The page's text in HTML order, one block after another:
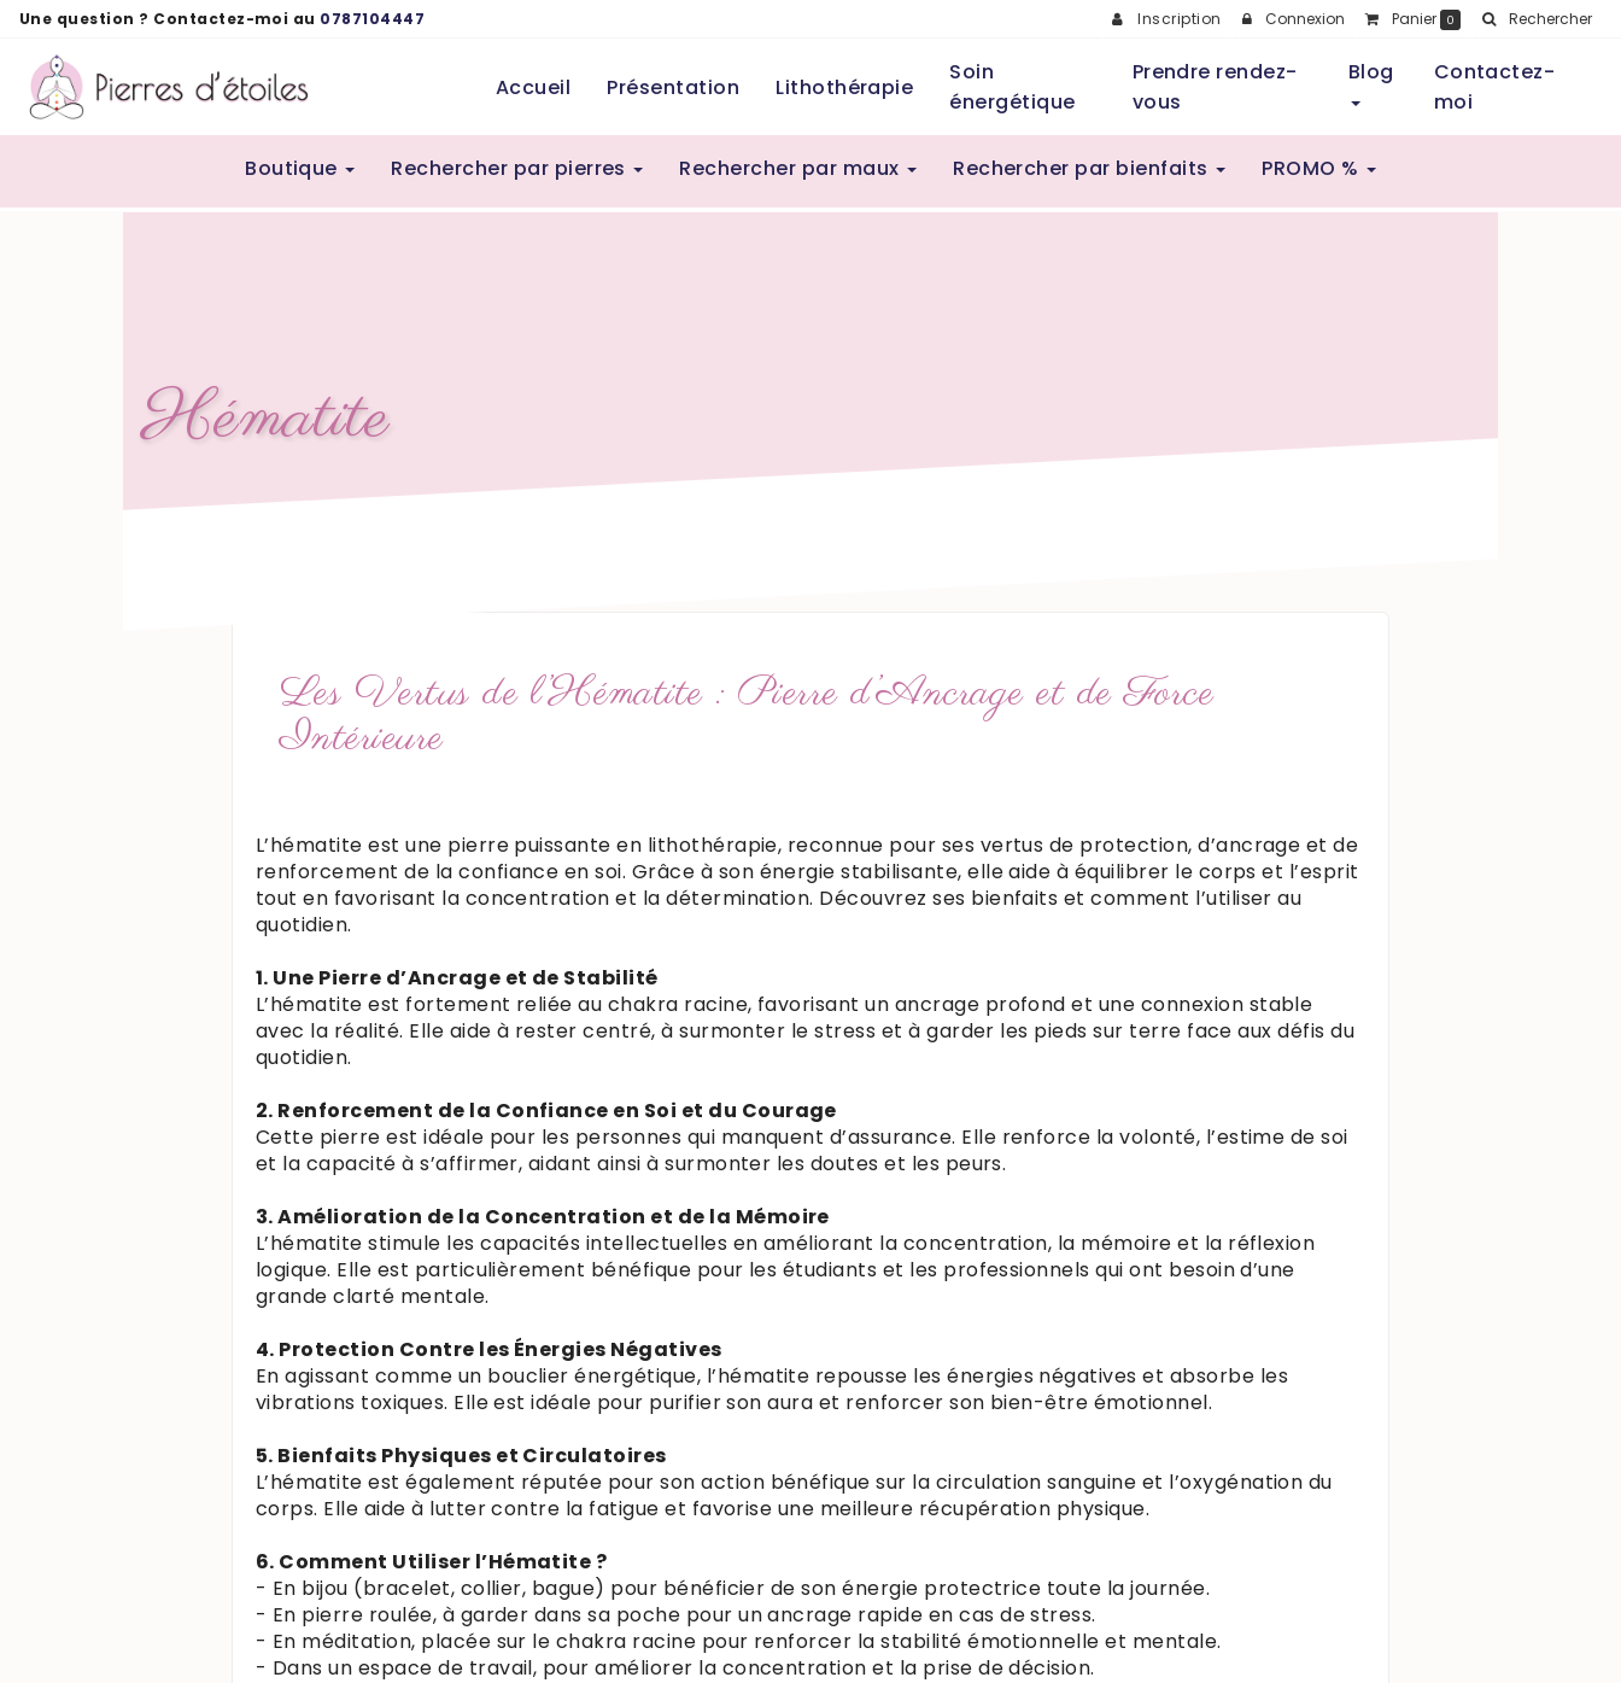
Accueil Présentation Lithothérapie
Soin
énergétique
Prendre rendez-
vous
Blog
Contactez-
moi
Boutique Rechercher par pierres Rechercher par maux Rechercher par bienfaits PROMO %
Hématite
Les Vertus de l’Hématite : Pierre d’Ancrage et de Force
Intérieure
L’hématite est une pierre puissante en lithothérapie, reconnue pour ses vertus de protection, d’ancrage et de
renforcement de la confiance en soi. Grâce à son énergie stabilisante, elle aide à équilibrer le corps et l’esprit
tout en favorisant la concentration et la détermination. Découvrez ses bienfaits et comment l’utiliser au
quotidien.
1. Une Pierre d’Ancrage et de Stabilité
L’hématite est fortement reliée au chakra racine, favorisant un ancrage profond et une connexion stable
avec la réalité. Elle aide à rester centré, à surmonter le stress et à garder les pieds sur terre face aux défis du
quotidien.
2. Renforcement de la Confiance en Soi et du Courage
Cette pierre est idéale pour les personnes qui manquent d’assurance. Elle renforce la volonté, l’estime de soi
et la capacité à s’affirmer, aidant ainsi à surmonter les doutes et les peurs.
3. Amélioration de la Concentration et de la Mémoire
L’hématite stimule les capacités intellectuelles en améliorant la concentration, la mémoire et la réflexion
logique. Elle est particulièrement bénéfique pour les étudiants et les professionnels qui ont besoin d’une
grande clarté mentale.
4. Protection Contre les Énergies Négatives
En agissant comme un bouclier énergétique, l’hématite repousse les énergies négatives et absorbe les
vibrations toxiques. Elle est idéale pour purifier son aura et renforcer son bien-être émotionnel.
5. Bienfaits Physiques et Circulatoires
L’hématite est également réputée pour son action bénéfique sur la circulation sanguine et l’oxygénation du
corps. Elle aide à lutter contre la fatigue et favorise une meilleure récupération physique.
6. Comment Utiliser l’Hématite ?
- En bijou (bracelet, collier, bague) pour bénéficier de son énergie protectrice toute la journée.
- En pierre roulée, à garder dans sa poche pour un ancrage rapide en cas de stress.
- En méditation, placée sur le chakra racine pour renforcer la stabilité émotionnelle et mentale.
- Dans un espace de travail, pour améliorer la concentration et la prise de décision.
Une question ? Contactez-moi au 0787104447 Inscription Connexion Panier 0 Rechercher
Panneau de gestion des cookies